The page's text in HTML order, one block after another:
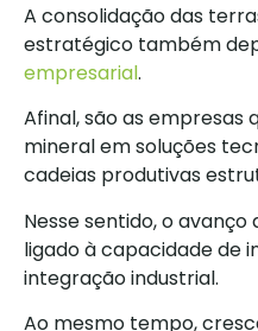
A consolidação das
estratégico também
empresarial.
Afinal, são as
mineral em soluções
cadeias produtivas
Nesse sentido, o
ligado à capacidade de
integração industrial.
Ao mesmo tempo,